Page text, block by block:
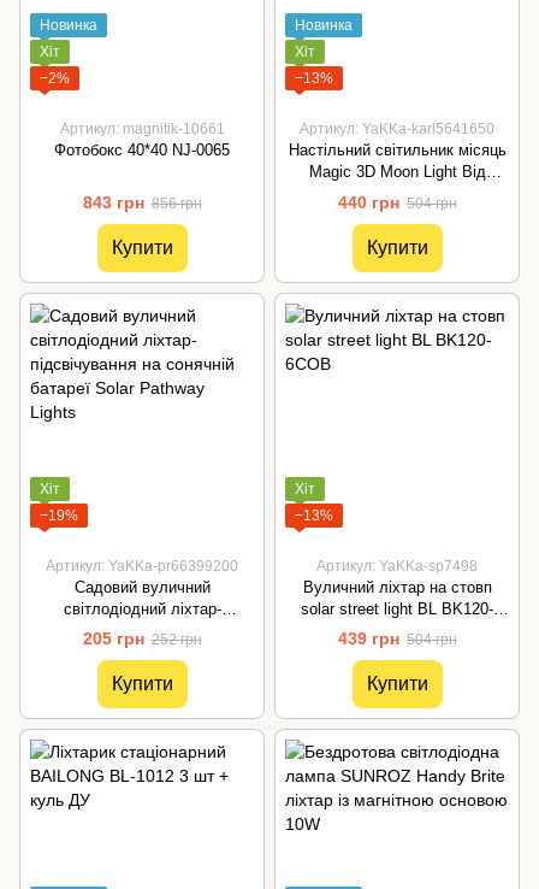
Новинка
Хіт
−2%
Артикул: magnitik-10661
Фотобокс 40*40 NJ-0065
843 грн 856 грн
Купити
Новинка
Хіт
−13%
Артикул: YaKKa-karl5641650
Настільний світильник місяць
Magic 3D Moon Light Від
Акумулятора
440 грн 504 грн
Купити
Хіт
−19%
Артикул: YaKKa-pr66399200
Садовий вуличний
світлодіодний ліхтар-
підсвічування на сонячній
батареї Solar Pathway Lights
205 грн 252 грн
Купити
Хіт
−13%
Артикул: YaKKa-sp7498
Вуличний ліхтар на стовп
solar street light BL BK120-
6COB
439 грн 504 грн
Купити